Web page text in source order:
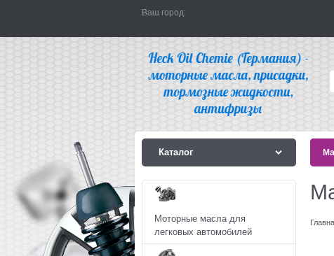
Ваш город:
Каталог
Моторные масла для
легковых автомобилей